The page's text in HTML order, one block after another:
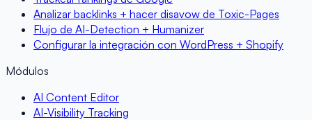
Analizar backlinks + hacer disavow de Toxic-Pages
Flujo de AI-Detection + Humanizer
Configurar la integración con WordPress + Shopify
Módulos
AI Content Editor
AI-Visibility Tracking